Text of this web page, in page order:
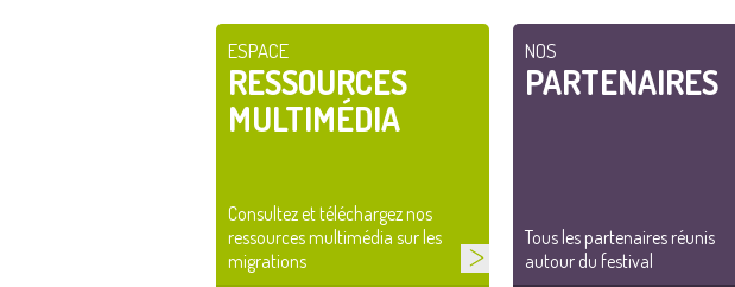
ESPACE
RESSOURCES
MULTIMÉDIA
Consultez et téléchargez nos
ressources multimédia sur les
migrations
NOS
PARTENAIRES
Tous les partenaires réunis
autour du festival